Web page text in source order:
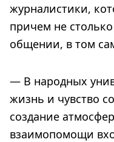
журналистики,
причем не
общении, в том
— В народных
жизнь и чувство
создание
взаимопомощи